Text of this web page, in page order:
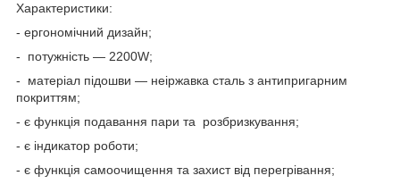
Характеристики:
- ергономічний дизайн;
- потужність — 2200W;
- матеріал підошви — неіржавка сталь з антипригарним
покриттям;
- є функція подавання пари та розбризкування;
- є індикатор роботи;
- є функція самоочищення та захист від перегрівання;